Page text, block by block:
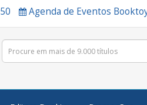
Agenda de Eventos